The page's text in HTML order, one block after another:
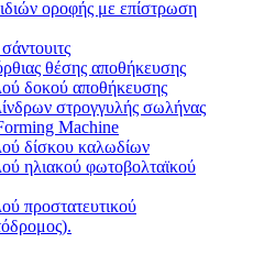
οροφής με επίστρωση
θέσης αποθήκευσης
δοκού αποθήκευσης
στρογγυλής σωλήνας
Machine
δίσκου καλωδίων
ηλιακού φωτοβολταϊκού
προστατευτικού